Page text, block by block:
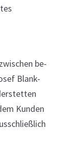
be-
Blank-
Kunden